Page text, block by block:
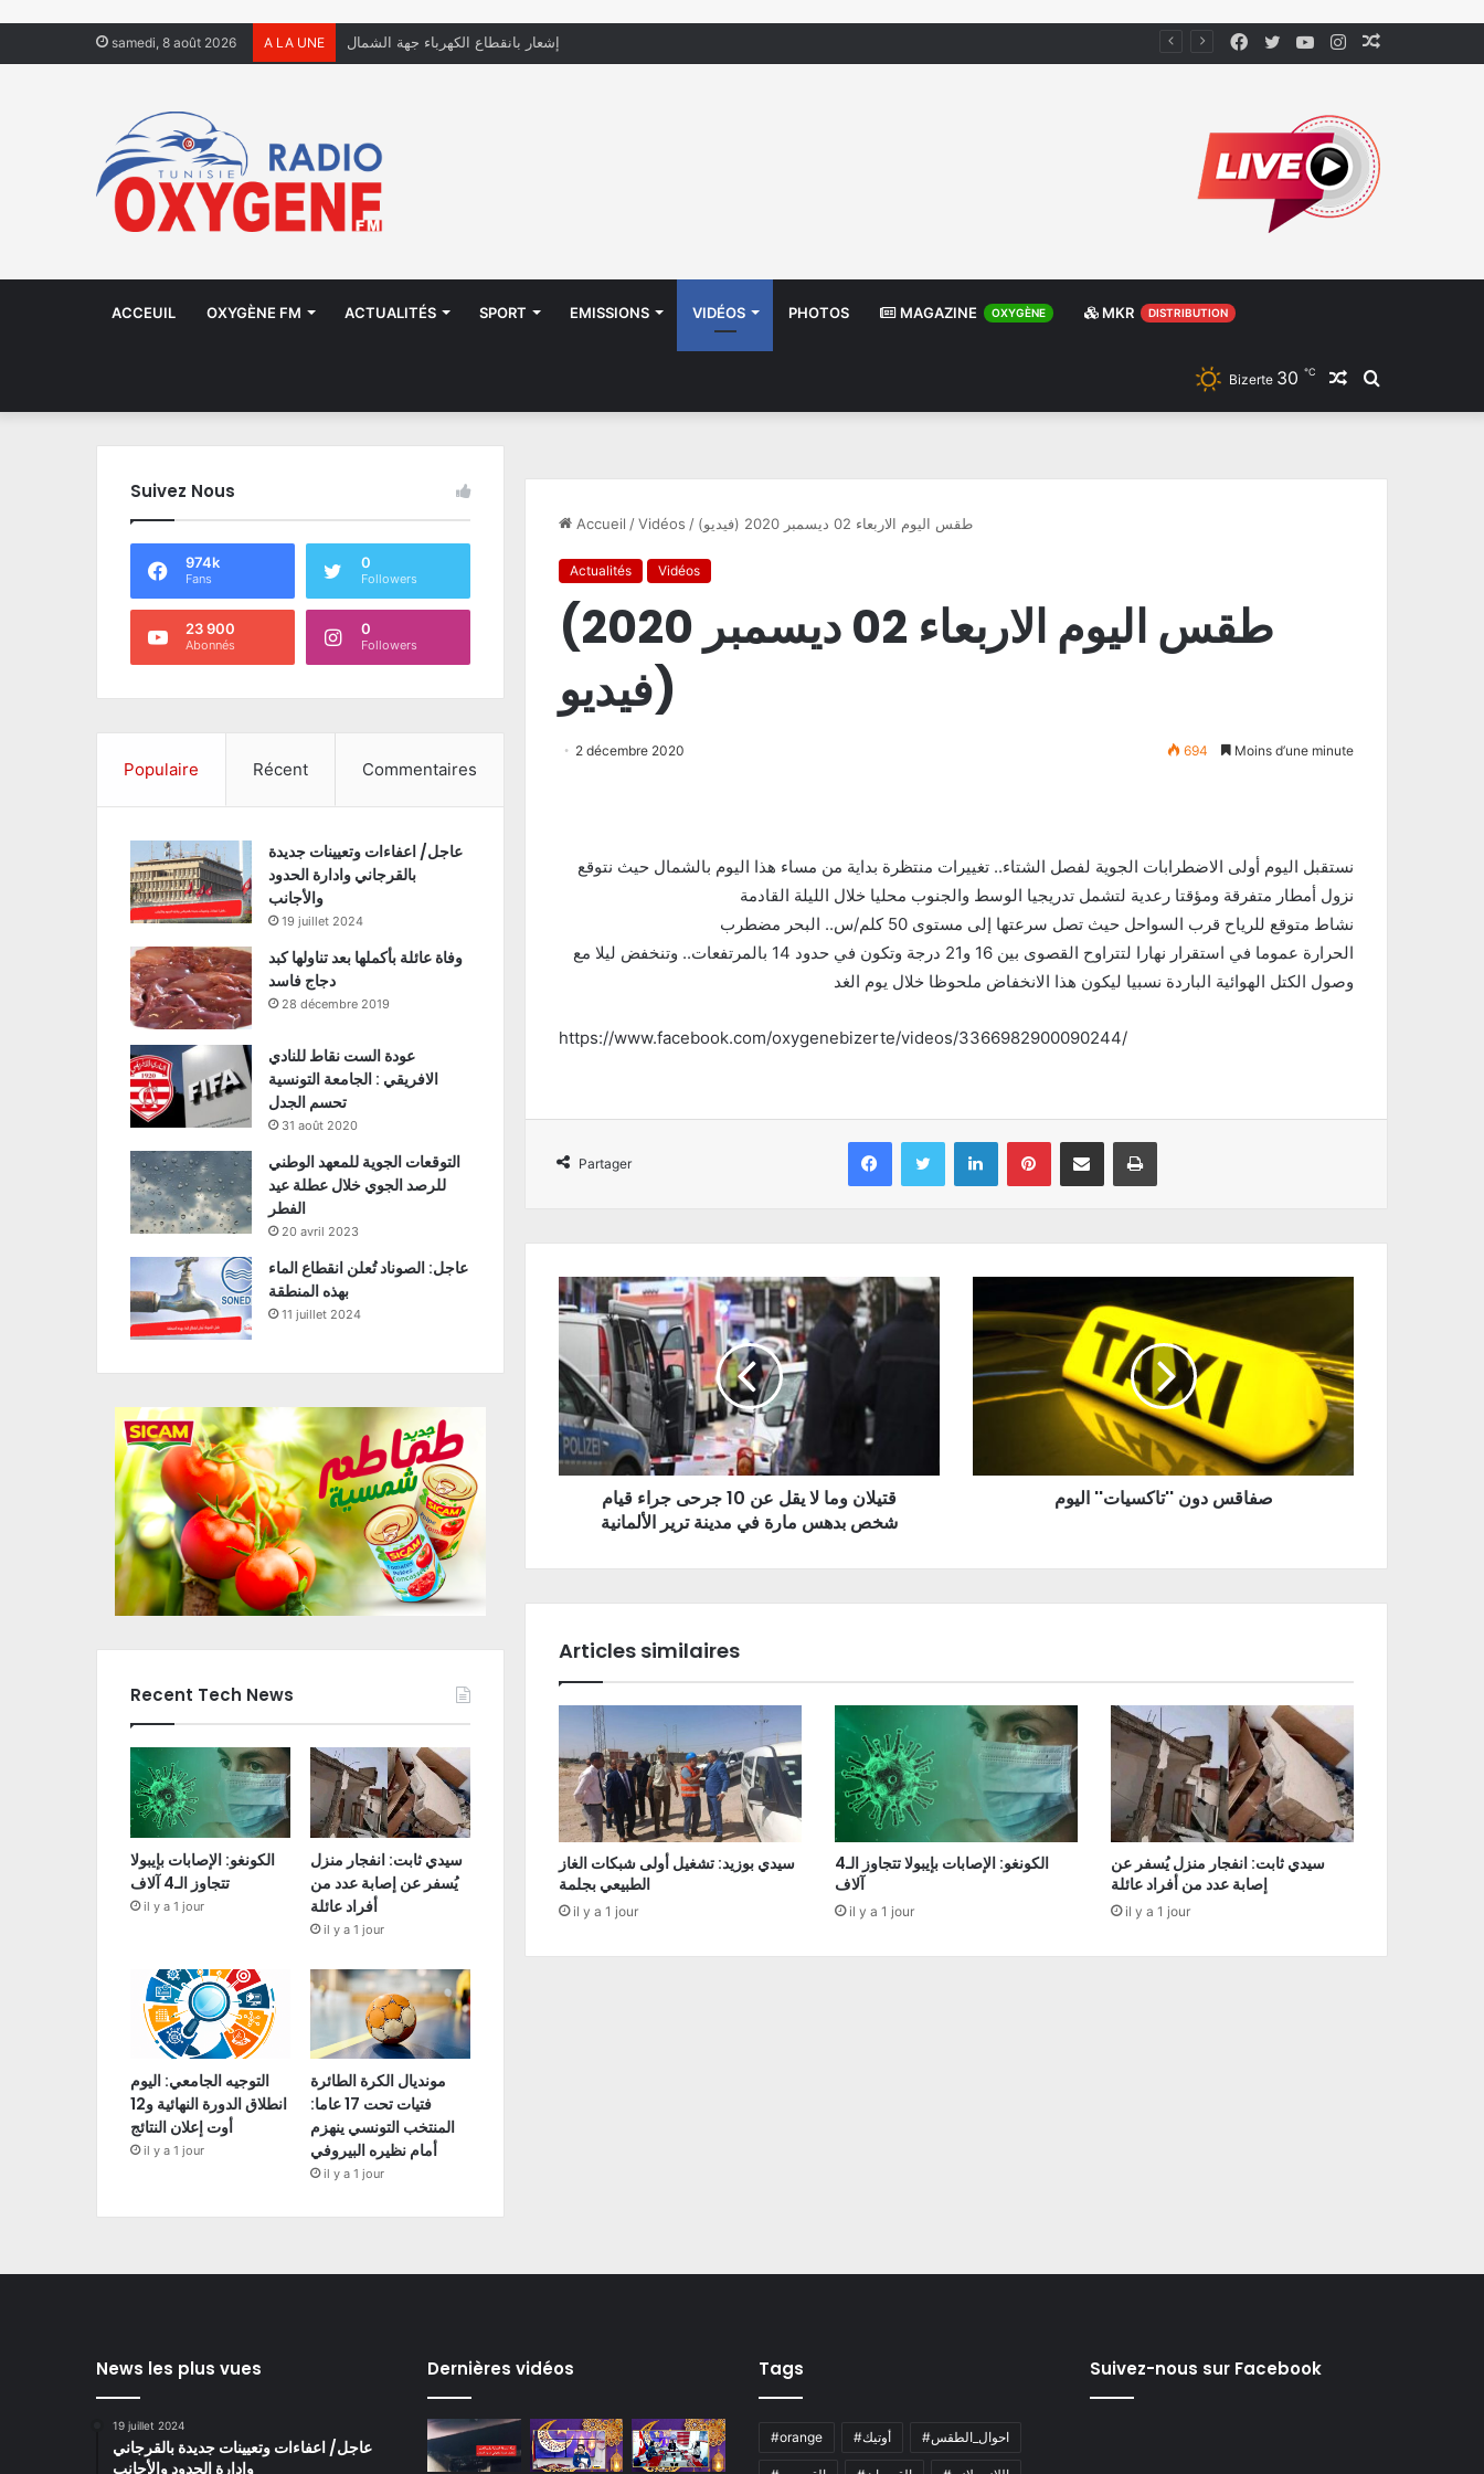
samedi, 8 août 2026 A LA UNE منظّمة تدعو السلطات إلى التدخل بعد تداول صور أطفال يعيشون في الشوارع Instagram
YouTube
Twitter
Facebook
ACCEUIL OXYGÈNE FM ACTUALITÉS SPORT EMISSIONS VIDÉOS PHOTOS MAGAZINE OXYGÈNE MKR DISTRIBUTION
Rechercher
Article
Bizerte 30 ℃
Accueil /Vidéos / (طقس اليوم الاربعاء 02 ديسمبر 2020 (فيديو
Actualités Vidéos
(طقس اليوم الاربعاء 02 ديسمبر 2020
(فيديو
2 décembre 2020 694 Moins d’une minute
نستقبل اليوم أولى الاضطرابات الجوية لفصل الشتاء.. تغييرات منتظرة بداية من مساء هذا اليوم بالشمال حيث نتوقع
نزول أمطار متفرقة ومؤقتا رعدية لتشمل تدريجيا الوسط والجنوب محليا خلال الليلة القادمة
نشاط متوقع للرياح قرب السواحل حيث تصل سرعتها إلى مستوى 50 كلم/س.. البحر مضطرب
الحرارة عموما في استقرار نهارا لتتراوح القصوى بين 16 و21 درجة وتكون في حدود 14 بالمرتفعات.. وتنخفض ليلا مع
وصول الكتل الهوائية الباردة نسبيا ليكون هذا الانخفاض ملحوظا خلال يوم الغد
https://www.facebook.com/oxygenebizerte/videos/3366982900090244/
Partager
Facebook Twitter Linkedin Pinterest Partager par email Imprimer
قتيلان وما لا يقل عن 10 جرحى جراء قيام
شخص بدهس مارة في مدينة ترير الألمانية
صفاقس دون ''تاكسيات'' اليوم
Articles similaires
سيدي بوزيد: تشغيل أولى شبكات الغاز
الطبيعي بجلمة
il y a 1 jour
الكونغو: الإصابات بإيبولا تتجاوز الـ4
آلاف
il y a 1 jour
سيدي ثابت: انفجار منزل يُسفر عن
إصابة عدد من أفراد عائلة
il y a 1 jour
Suivez Nous
974k
Fans
0
Followers
23 900
Abonnés
0
Followers
Populaire Récent Commentaires
عاجل/ اعفاءات وتعيينات جديدة
بالقرجاني وادارة الحدود
والأجانب
19 juillet 2024
وفاة عائلة بأكملها بعد تناولها كبد
دجاج فاسد
28 décembre 2019
عودة الست نقاط للنادي
الافريقي : الجامعة التونسية
تحسم الجدل
31 août 2020
التوقعات الجوية للمعهد الوطني
للرصد الجوي خلال عطلة عيد
الفطر
20 avril 2023
عاجل: الصوناد تُعلن انقطاع الماء
بهذه المنطقة
11 juillet 2024
Recent Tech News
الكونغو: الإصابات بإيبولا
تتجاوز الـ4 آلاف
il y a 1 jour
سيدي ثابت: انفجار منزل
يُسفر عن إصابة عدد من
أفراد عائلة
il y a 1 jour
التوجيه الجامعي: اليوم
انطلاق الدورة النهائية و12
أوت إعلان النتائج
il y a 1 jour
مونديال الكرة الطائرة
فتيات تحت 17 عاما:
المنتخب التونسي ينهزم
أمام نظيره البيروفي
il y a 1 jour
News les plus vues
19 juillet 2024
عاجل/ اعفاءات وتعيينات جديدة بالقرجاني
وادارة الحدود والأجانب
Dernières vidéos Tags
#orange #أوتيك #احوال_الطقس
Suivez-nous sur Facebook